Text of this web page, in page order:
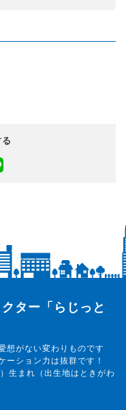
ター「らじっと
想がない変わりものです
ーション力は抜群です！
生まれ（出生地はときがわ